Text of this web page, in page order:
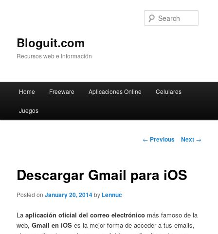
Bloguit.com
Recursos web e Información
Skip
to
Home Freeware Aplicaciones Online Celulares
Juegos
Post
← Previous Next →
Descargar Gmail para iOS
Posted onJanuary 20, 2014by Lennuc
Laaplicación oficial del correo electrónico más famoso de la
web,Gmail en iOS es la mejor forma de acceder a tus emails,